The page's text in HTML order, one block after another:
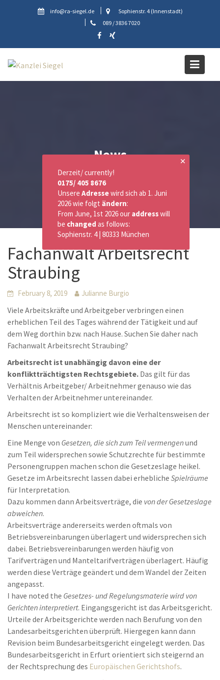
info@ra-siegel.de
Sophienstr. 4 (Innenstadt)
089 / 3836 7020
News
Fachanwalt Arbeitsrecht
Straubing
February 8, 2019 Julianne Burgio
Viele Arbeitskräfte und Arbeitgeber verbringen einen
erheblichen Teil des Tages während der Tätigkeit und auf
dem Weg dorthin bzw. nach Hause. Suchen Sie daher nach
Fachanwalt Arbeitsrecht Straubing?
Arbeitsrecht ist unabhängig davon eine der
konfliktträchtigsten Rechtsgebiete. Das gilt für das
Verhältnis Arbeitgeber/ Arbeitnehmer genauso wie das
Verhalten der Arbeitnehmer untereinander.
Arbeitsrecht ist so kompliziert wie die Verhaltensweisen der
Menschen untereinander:
Eine Menge von Gesetzen, die sich zum Teil vermengenund
zum Teil widersprechen sowie Schutzrechte für bestimmte
Personengruppen machen schon die Gesetzeslage heikel.
Gesetze im Arbeitsrecht lassen dabei erhebliche Spielräume
für Interpretation.
Dazu kommen dann Arbeitsverträge, die von der Gesetzeslage
abweichen.
Arbeitsverträge andererseits werden oftmals von
Betriebsvereinbarungen überlagert und widersprechen sich
dabei. Betriebsvereinbarungen werden häufig von
Tarifverträgen und Manteltarifverträgen überlagert. Häufig
werden diese Verträge geändert und dem Wandel der Zeiten
angepasst.
I have noted the Gesetzes- und Regelungsmaterie wird von
Gerichten interpretiert. Eingangsgericht ist das Arbeitsgericht.
Urteile der Arbeitsgerichte werden nach Berufung von den
Landesarbeitsgerichten überprüft. Hiergegen kann dann
Revision beim Bundesarbeitsgericht eingelegt werden. Das
Bundesarbeitsgericht in Erfurt orientiert sich steigernd an
der Rechtsprechung des Europäischen Gerichtshofs.
✕
Derzeit/ currently!
0175/ 405 8676
Unsere Adressewird sich ab 1. Juni
2026 wie folgt ändern:
From June, 1st 2026 our addresswill
be changed as follows:
Sophienstr. 4 | 80333 München